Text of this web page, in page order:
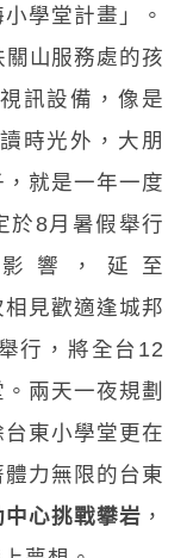
學堂計畫」。
山服務處的孩
訊設備，像是
時光外，大朋
就是一年一度
於8月暑假舉行
響，延至
見歡適逢城邦
行，將全台12
兩天一夜規劃
台東小學堂更在
力無限的台東
中心挑戰攀岩 ，